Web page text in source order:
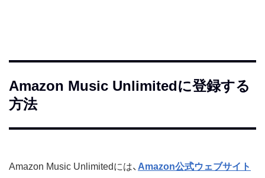
Amazon Music Unlimitedに登録する
方法
Amazon Music Unlimitedには、 Amazon公式ウェブサイト